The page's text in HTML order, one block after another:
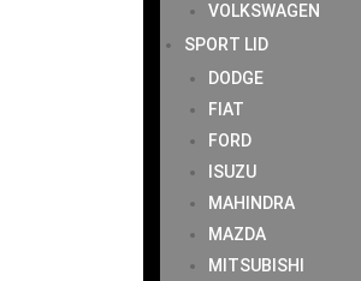
VOLKSWAGEN
SPORT LID
DODGE
FIAT
FORD
ISUZU
MAHINDRA
MAZDA
MITSUBISHI